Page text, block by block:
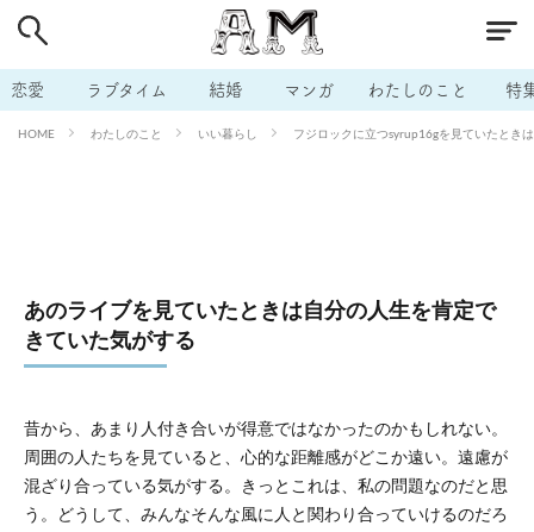
恋愛 ラブタイム 結婚 マンガ わたしのこと 特
HOME わたしのこと いい暮らし フジロックに立つsyrup16gを見ていたとき
あのライブを見ていたときは自分の人生を肯定で
きていた気がする
昔から、あまり人付き合いが得意ではなかったのかもしれない。
周囲の人たちを見ていると、心的な距離感がどこか遠い。遠慮が
混ざり合っている気がする。きっとこれは、私の問題なのだと思
う。どうして、みんなそんな風に人と関わり合っていけるのだろ
# 男の本音 # セフレ
# 不倫 # 出会う方法 # マッチングアプリ
# ラブグッズ # 体の相性